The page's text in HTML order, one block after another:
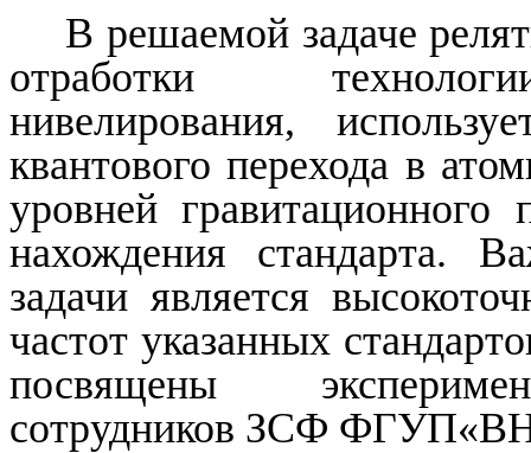
В решаемой задаче
отработки
нивелирования,
квантового перехода в
уровней
нахождения стандарта.
задачи является
частот указанных
посвящены
сотрудников ЗСФ